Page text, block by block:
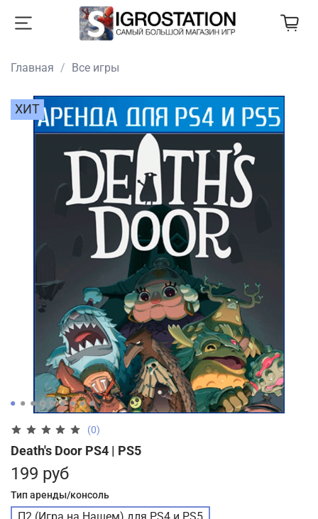
Главная Все игры
ХИТ
(0)
Death's Door PS4 | PS5
199 руб
Тип аренды/консоль
П2 (Игра на Нашем) для PS4 и PS5